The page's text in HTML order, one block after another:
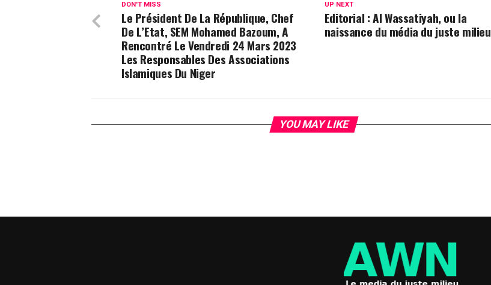
UP NEXT
Editorial : Al Wassatiyah, ou la
naissance du média du juste milieu
DON'T MISS
Le Président De La République, Chef
De L’Etat, SEM Mohamed Bazoum, A
Rencontré Le Vendredi 24 Mars 2023
Les Responsables Des Associations
Islamiques Du Niger
YOU MAY LIKE